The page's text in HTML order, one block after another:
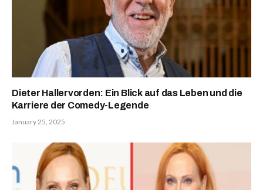
Dieter Hallervorden: Ein Blick auf das Leben und die
Karriere der Comedy-Legende
January 25, 2025